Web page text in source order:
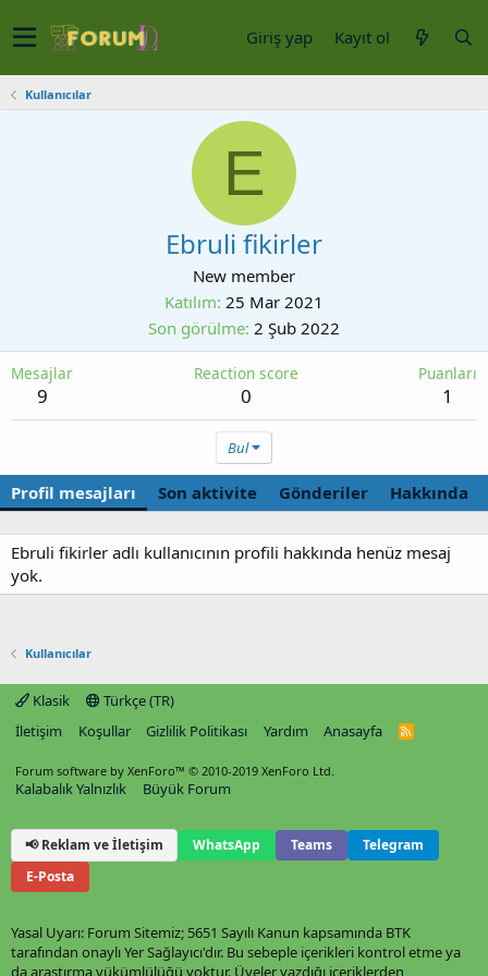
Giriş yap Kayıt ol
Kullanıcılar
E
Ebruli fikirler
New member
Katılım 25 Mar 2021
Son görülme 2 Şub 2022
Mesajlar
9
Reaction score
0
Puanları
1
Bul
Profil mesajları Son aktivite Gönderiler Hakkında
Ebruli fikirler adlı kullanıcının profili hakkında henüz mesaj
yok.
Kullanıcılar
Klasik
Türkçe (TR)
İletişim
Koşullar Gizlilik Politikası Yardım Anasayfa
R
Forum software by XenForo™ © 2010-2019 XenForo Ltd.
Kalabalık Yalnızlık Büyük Forum
📢 Reklam ve İletişim WhatsApp Teams
Telegram
E-Posta
Yasal Uyarı: Forum Sitemiz; 5651 Sayılı Kanun kapsamında BTK
tarafından onaylı Yer Sağlayıcı'dır. Bu sebeple içerikleri kontrol etme ya
da araştırma yükümlülüğü yoktur. Üyeler yazdığı içeriklerden